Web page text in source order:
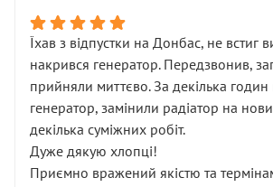
Їхав з відпустки на Донбас, не встиг
накрився генератор. Передзвонив,
прийняли миттєво. За декілька
генератор, замінили радіатор на
декілька суміжних робіт.
Дуже дякую хлопці!
Приємно вражений якістю та